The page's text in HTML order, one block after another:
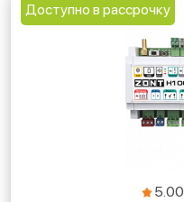
Доступно в рассрочку
5.00